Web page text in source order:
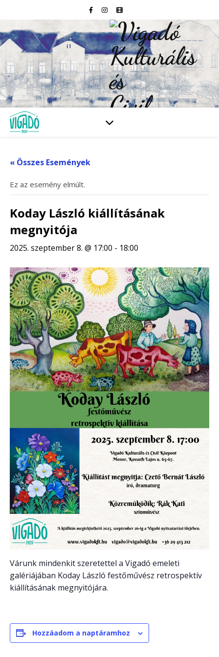
« Összes Események
Ez az esemény elmúlt.
Koday László kiállításának
megnyitója
2025. szeptember 8. @ 17:00 - 18:00
Várunk mindenkit szeretettel a Vigadó emeleti
galériájában Koday László festőművész retrospektív
kiállításának megnyitójára.
Hozzáadom a naptáramhoz